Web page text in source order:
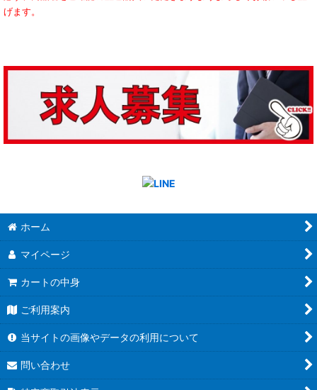
げます。
ホーム
マイページ
カートの中身
ご利用案内
当サイトの画像やデータの利用について
問い合わせ